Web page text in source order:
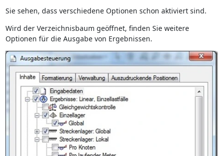
Sie sehen, dass verschiedene Optionen schon aktiviert sind.
Wird der Verzeichnisbaum geöffnet, finden Sie weitere
Optionen für die Ausgabe von Ergebnissen.